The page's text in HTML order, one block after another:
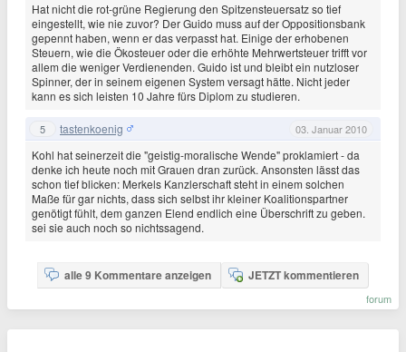
Hat nicht die rot-grüne Regierung den Spitzensteuersatz so tief
eingestellt, wie nie zuvor? Der Guido muss auf der Oppositionsbank
gepennt haben, wenn er das verpasst hat. Einige der erhobenen
Steuern, wie die Ökosteuer oder die erhöhte Mehrwertsteuer trifft vor
allem die weniger Verdienenden. Guido ist und bleibt ein nutzloser
Spinner, der in seinem eigenen System versagt hätte. Nicht jeder
kann es sich leisten 10 Jahre fürs Diplom zu studieren.
5 tastenkoenig 03. Januar 2010
Kohl hat seinerzeit die "geistig-moralische Wende" proklamiert - da
denke ich heute noch mit Grauen dran zurück. Ansonsten lässt das
schon tief blicken: Merkels Kanzlerschaft steht in einem solchen
Maße für gar nichts, dass sich selbst ihr kleiner Koalitionspartner
genötigt fühlt, dem ganzen Elend endlich eine Überschrift zu geben.
sei sie auch noch so nichtssagend.
alle 9 Kommentare anzeigen JETZT kommentieren
forum